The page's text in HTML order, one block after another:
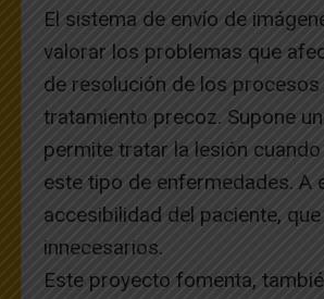
El sistema de envío de
valorar los problemas que
de resolución de los
tratamiento precoz. Supone
permite tratar la lesión
este tipo de enfermedades. A
accesibilidad del paciente,
innecesarios.
Este proyecto fomenta,